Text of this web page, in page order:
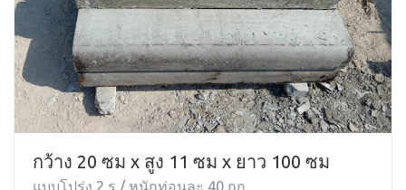
กว้าง 20 ซม x สูง 11 ซม x ยาว 100 ซม
แบบโปร่ง 2 รู / หนักท่อนละ 40 กก